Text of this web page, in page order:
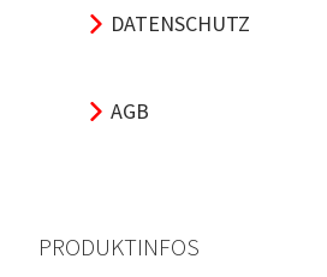
DATENSCHUTZ
AGB
PRODUKTINFOS